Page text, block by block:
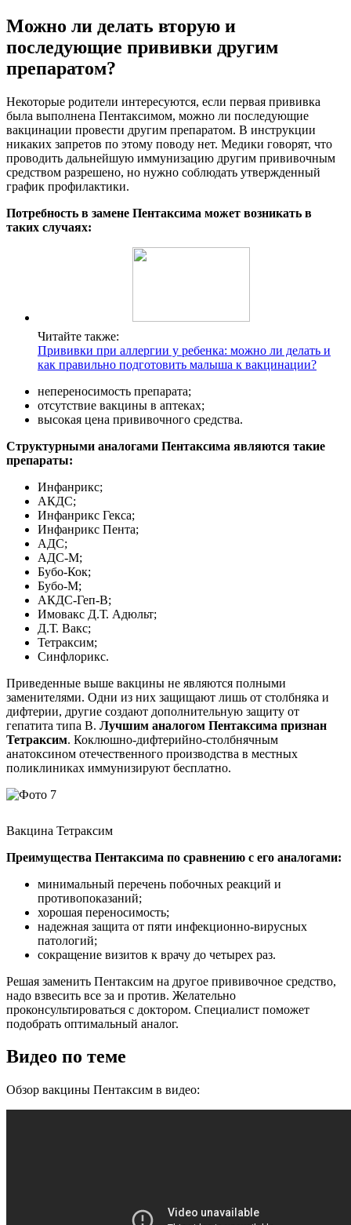
Можно ли делать вторую и
последующие прививки другим
препаратом?
Некоторые родители интересуются, если первая прививка
была выполнена Пентаксимом, можно ли последующие
вакцинации провести другим препаратом. В инструкции
никаких запретов по этому поводу нет. Медики говорят, что
проводить дальнейшую иммунизацию другим прививочным
средством разрешено, но нужно соблюдать утвержденный
график профилактики.
Потребность в замене Пентаксима может возникать в
таких случаях:
Читайте также:
Прививки при аллергии у ребенка: можно ли делать и
как правильно подготовить малыша к вакцинации?
непереносимость препарата;
отсутствие вакцины в аптеках;
высокая цена прививочного средства.
Структурными аналогами Пентаксима являются такие
препараты:
Инфанрикс;
АКДС;
Инфанрикс Гекса;
Инфанрикс Пента;
АДС;
АДС-М;
Бубо-Кок;
Бубо-М;
АКДС-Геп-В;
Имовакс Д.Т. Адюльт;
Д.Т. Вакс;
Тетраксим;
Синфлорикс.
Приведенные выше вакцины не являются полными
заменителями. Одни из них защищают лишь от столбняка и
дифтерии, другие создают дополнительную защиту от
гепатита типа В. Лучшим аналогом Пентаксима признан
Тетраксим. Коклюшно-дифтерийно-столбнячным
анатоксином отечественного производства в местных
поликлиниках иммунизируют бесплатно.
Вакцина Тетраксим
Преимущества Пентаксима по сравнению с его аналогами:
минимальный перечень побочных реакций и
противопоказаний;
хорошая переносимость;
надежная защита от пяти инфекционно-вирусных
патологий;
сокращение визитов к врачу до четырех раз.
Решая заменить Пентаксим на другое прививочное средство,
надо взвесить все за и против. Желательно
проконсультироваться с доктором. Специалист поможет
подобрать оптимальный аналог.
Видео по теме
Обзор вакцины Пентаксим в видео: